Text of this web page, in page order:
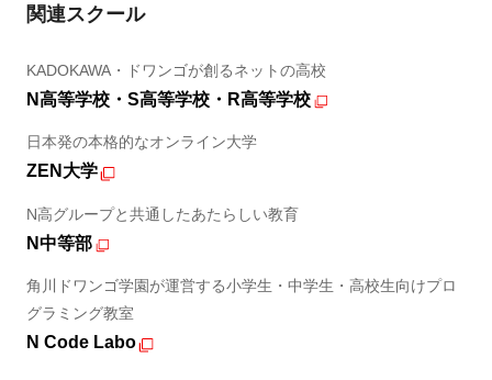
関連スクール
KADOKAWA・ドワンゴが創るネットの高校
N高等学校・S高等学校・R高等学校
日本発の本格的なオンライン大学
ZEN大学
N高グループと共通したあたらしい教育
N中等部
角川ドワンゴ学園が運営する小学生・中学生・高校生向けプロ
グラミング教室
N Code Labo